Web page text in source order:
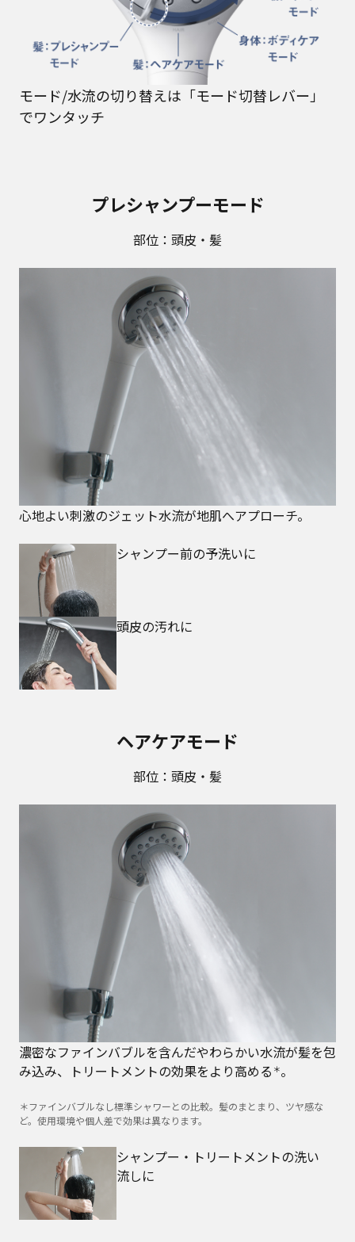
モード/水流の切り替えは「モード切替レバー」
でワンタッチ
プレシャンプーモード
部位：頭皮・髪
心地よい刺激のジェット水流が地肌へアプローチ。
シャンプー前の予洗いに
頭皮の汚れに
ヘアケアモード
部位：頭皮・髪
濃密なファインバブルを含んだやわらかい水流が髪を包
み込み、トリートメントの効果をより高める ＊。
＊ファインバブルなし標準シャワーとの比較。髪のまとまり、ツヤ感な
ど。使用環境や個人差で効果は異なります。
シャンプー・トリートメントの洗い
流しに